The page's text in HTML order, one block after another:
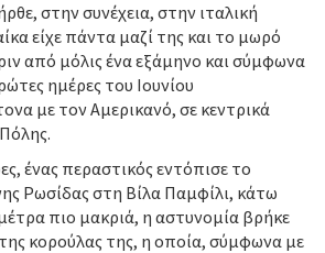
στην συνέχεια, στην ιταλική
είχε πάντα μαζί της και το μωρό
από μόλις ένα εξάμηνο και σύμφωνα
ημέρες του Ιουνίου
με τον Αμερικανό, σε κεντρικά
ένας περαστικός εντόπισε το
Ρωσίδας στη Βίλα Παμφίλι, κάτω
πιο μακριά, η αστυνομία βρήκε
κορούλας της, η οποία, σύμφωνα με